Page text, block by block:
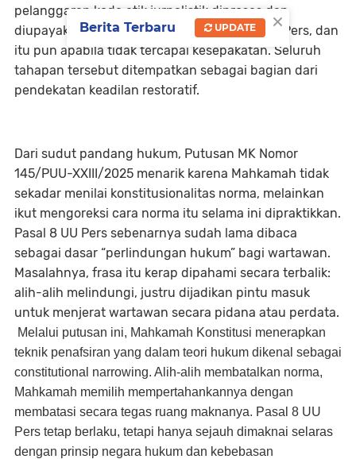
pelanggaran kode etik jurnalistik diproses dan
diupayakan penyelesaiannya melalui Dewan Pers, dan
itu pun apabila tidak tercapai kesepakatan. Seluruh
tahapan tersebut ditempatkan sebagai bagian dari
pendekatan keadilan restoratif.
Dari sudut pandang hukum, Putusan MK Nomor
145/PUU-XXIII/2025 menarik karena Mahkamah tidak
sekadar menilai konstitusionalitas norma, melainkan
ikut mengoreksi cara norma itu selama ini dipraktikkan.
Pasal 8 UU Pers sebenarnya sudah lama dibaca
sebagai dasar “perlindungan hukum” bagi wartawan.
Masalahnya, frasa itu kerap dipahami secara terbalik:
alih-alih melindungi, justru dijadikan pintu masuk
untuk menjerat wartawan secara pidana atau perdata.
Melalui putusan ini, Mahkamah Konstitusi menerapkan
teknik penafsiran yang dalam teori hukum dikenal sebagai
constitutional narrowing. Alih-alih membatalkan norma,
Mahkamah memilih mempertahankannya dengan
membatasi secara tegas ruang maknanya. Pasal 8 UU
Pers tetap berlaku, tetapi hanya sejauh dimaknai selaras
dengan prinsip negara hukum dan kebebasan
×
Berita Terbaru UPDATE